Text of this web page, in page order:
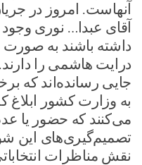
آنهاست. امروز در
آقای عبدا… نوری وجود
داشته باشند به
درایت هاشمی را
جایی رسانده‌اند که
به وزارت کشور ابلاغ
می‌کنند که حضور یا
تصمیم‌گیری‌های این
نقش مناظرات